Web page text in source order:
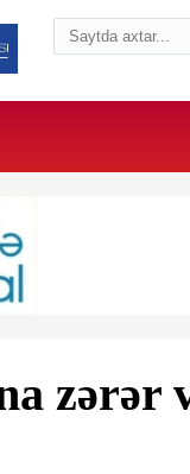
zərər